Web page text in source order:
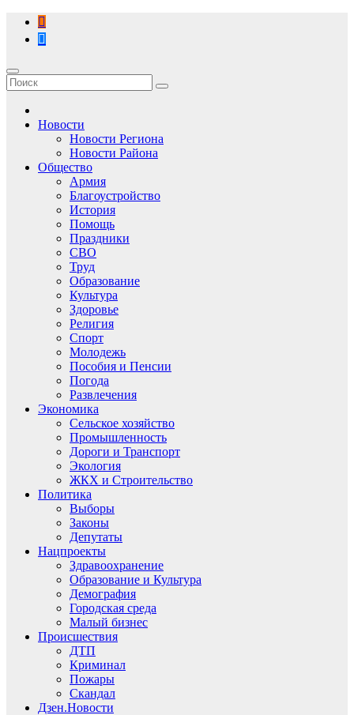
Перейти
содержимому
Новости
Новости Региона
Новости Района
Общество
Армия
Благоустройство
История
Помощь
Праздники
СВО
Труд
Образование
Культура
Здоровье
Религия
Спорт
Молодежь
Пособия и Пенсии
Погода
Развлечения
Экономика
Сельское хозяйство
Промышленность
Дороги и Транспорт
Экология
ЖКХ и Строительство
Политика
Выборы
Законы
Депутаты
Нацпроекты
Здравоохранение
Образование и Культура
Демография
Городская среда
Малый бизнес
Происшествия
ДТП
Криминал
Пожары
Скандал
Дзен.Новости